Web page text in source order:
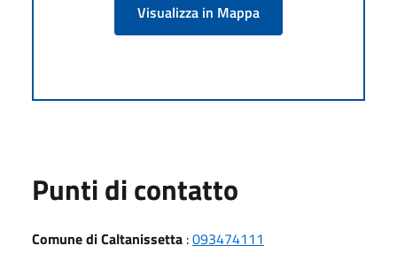
Visualizza in Mappa
Punti di contatto
Comune di Caltanissetta :093474111